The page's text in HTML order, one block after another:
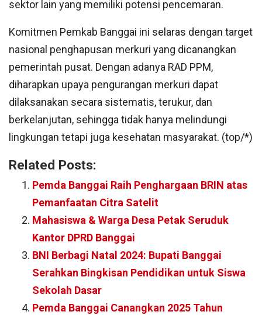
sektor lain yang memiliki potensi pencemaran.
Komitmen Pemkab Banggai ini selaras dengan target
nasional penghapusan merkuri yang dicanangkan
pemerintah pusat. Dengan adanya RAD PPM,
diharapkan upaya pengurangan merkuri dapat
dilaksanakan secara sistematis, terukur, dan
berkelanjutan, sehingga tidak hanya melindungi
lingkungan tetapi juga kesehatan masyarakat. (top/*)
Related Posts:
Pemda Banggai Raih Penghargaan BRIN atas
Pemanfaatan Citra Satelit
Mahasiswa & Warga Desa Petak Seruduk
Kantor DPRD Banggai
BNI Berbagi Natal 2024: Bupati Banggai
Serahkan Bingkisan Pendidikan untuk Siswa
Sekolah Dasar
Pemda Banggai Canangkan 2025 Tahun